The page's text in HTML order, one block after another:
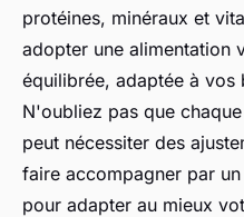
protéines, minéraux et
adopter une alimentation
équilibrée, adaptée à vos
N'oubliez pas que
peut nécessiter des
faire accompagner par
pour adapter au mieux